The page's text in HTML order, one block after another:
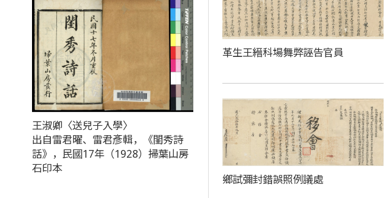
革生王縉科場舞弊誣告官員
王淑卿〈送兒子入學〉
出自雷君曜、雷君彥輯，《閨秀詩
話》，民國17年（1928）掃葉山房
石印本
鄉試彌封錯誤照例議處